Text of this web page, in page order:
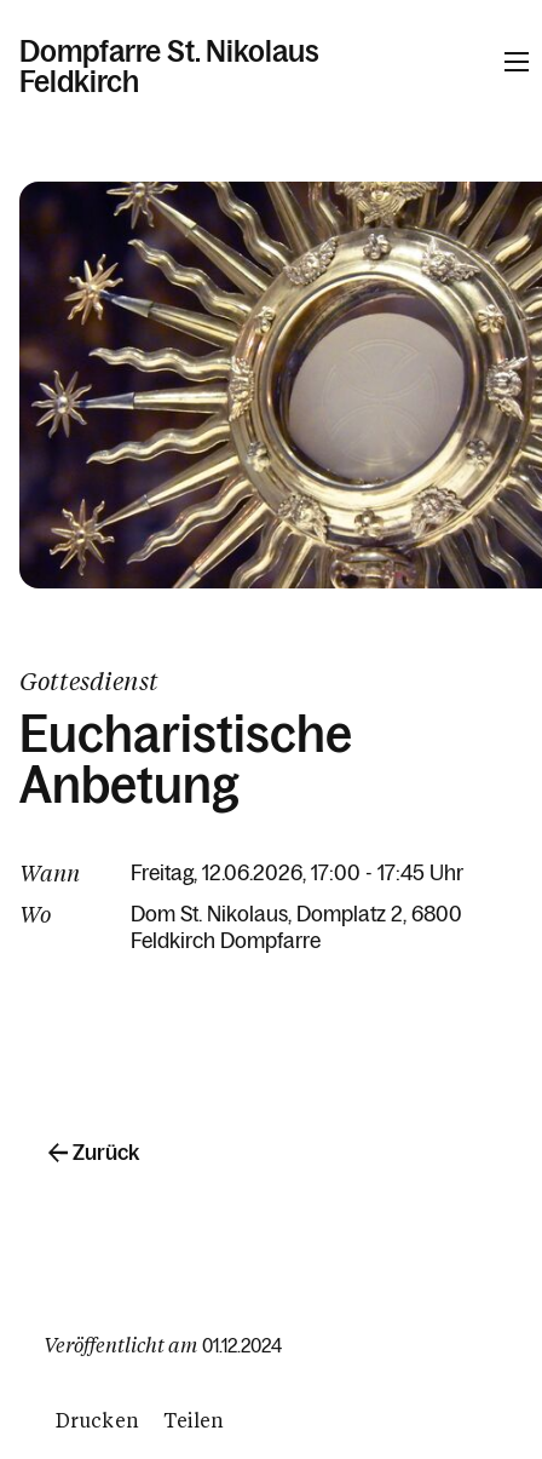
Dompfarre St. Nikolaus
Feldkirch
Kalender
Personen
Kontakt
Gottesdienst
Eucharistische
Anbetung
Wann Freitag, 12.06.2026, 17:00 - 17:45 Uhr
Wo Dom St. Nikolaus Domplatz 2 6800
Feldkirch Dompfarre
Veröffentlicht am 01.12.2024
Drucken Teilen
Zurück